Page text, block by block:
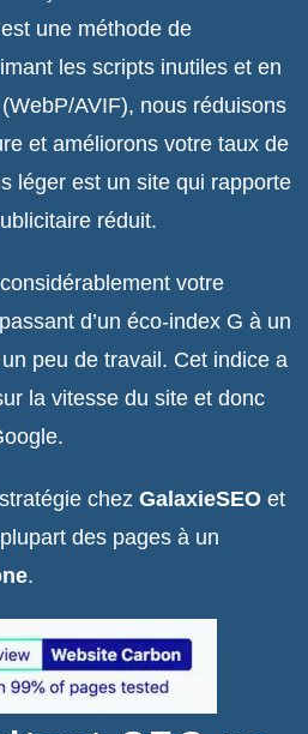
une méthode de
les scripts inutiles et en
AVIF), nous réduisons
et améliorons votre taux de
léger est un site qui rapporte
réduit.
votre
d’un éco-index G à un
peu de travail. Cet indice a
la vitesse du site et donc
chez GalaxieSEO et
des pages à un
.